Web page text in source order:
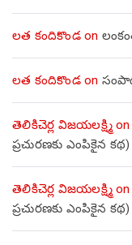
లత కందికొండon
లత కందికొండon
తెలికిచెర్ల విజయలక్ష్మిon
ప్రచురణకు ఎంపికైన కథ)
తెలికిచెర్ల విజయలక్ష్మిon
ప్రచురణకు ఎంపికైన కథ)